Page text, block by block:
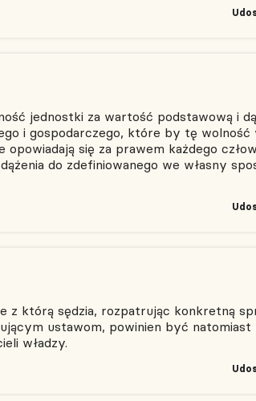
jednostki za wartość podstawową i
i gospodarczego, które by tę wolność
opowiadają się za prawem każdego
do zdefiniowanego we własny
z którą sędzia, rozpatrując konkretną
ustawom, powinien być natomiast
władzy.